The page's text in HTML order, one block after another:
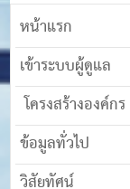
หน้าแรก
เข้าระบบผู้ดูแล
โครงสร้างองค์กร
ข้อมูลทั่วไป
วิสัยทัศน์